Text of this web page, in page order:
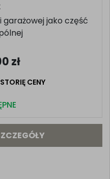
jako część
zł
CENY